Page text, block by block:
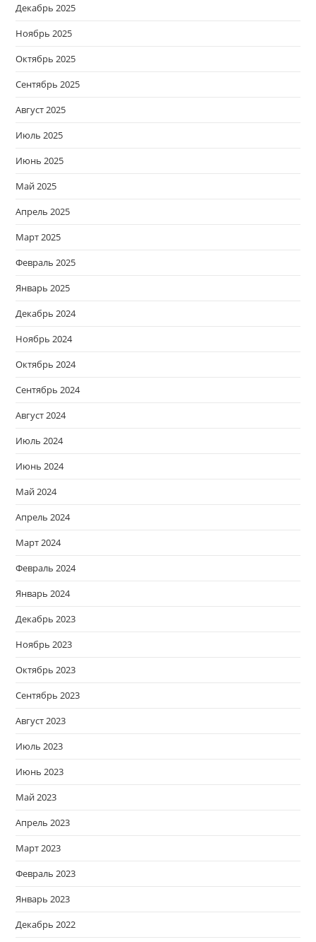
Декабрь 2025
Ноябрь 2025
Октябрь 2025
Сентябрь 2025
Август 2025
Июль 2025
Июнь 2025
Май 2025
Апрель 2025
Март 2025
Февраль 2025
Январь 2025
Декабрь 2024
Ноябрь 2024
Октябрь 2024
Сентябрь 2024
Август 2024
Июль 2024
Июнь 2024
Май 2024
Апрель 2024
Март 2024
Февраль 2024
Январь 2024
Декабрь 2023
Ноябрь 2023
Октябрь 2023
Сентябрь 2023
Август 2023
Июль 2023
Июнь 2023
Май 2023
Апрель 2023
Март 2023
Февраль 2023
Январь 2023
Декабрь 2022